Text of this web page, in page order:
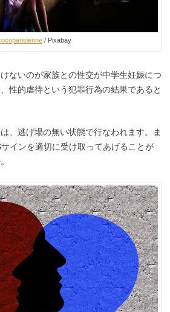
/ Pixabay
ないのが家族との性交が中学生妊娠につ
性的虐待という犯罪行為の結果であると
、逃げ場の無い状態で行なわれます。ま
インを適切に受け取ってあげることが